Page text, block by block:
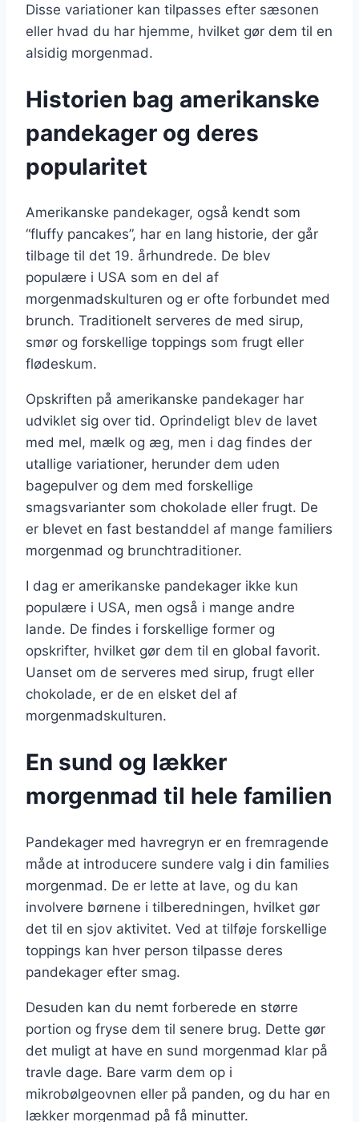
Disse variationer kan tilpasses efter sæsonen
eller hvad du har hjemme, hvilket gør dem til en
alsidig morgenmad.
Historien bag amerikanske
pandekager og deres
popularitet
Amerikanske pandekager, også kendt som
“fluffy pancakes”, har en lang historie, der går
tilbage til det 19. århundrede. De blev
populære i USA som en del af
morgenmadskulturen og er ofte forbundet med
brunch. Traditionelt serveres de med sirup,
smør og forskellige toppings som frugt eller
flødeskum.
Opskriften på amerikanske pandekager har
udviklet sig over tid. Oprindeligt blev de lavet
med mel, mælk og æg, men i dag findes der
utallige variationer, herunder dem uden
bagepulver og dem med forskellige
smagsvarianter som chokolade eller frugt. De
er blevet en fast bestanddel af mange familiers
morgenmad og brunchtraditioner.
I dag er amerikanske pandekager ikke kun
populære i USA, men også i mange andre
lande. De findes i forskellige former og
opskrifter, hvilket gør dem til en global favorit.
Uanset om de serveres med sirup, frugt eller
chokolade, er de en elsket del af
morgenmadskulturen.
En sund og lækker
morgenmad til hele familien
Pandekager med havregryn er en fremragende
måde at introducere sundere valg i din families
morgenmad. De er lette at lave, og du kan
involvere børnene i tilberedningen, hvilket gør
det til en sjov aktivitet. Ved at tilføje forskellige
toppings kan hver person tilpasse deres
pandekager efter smag.
Desuden kan du nemt forberede en større
portion og fryse dem til senere brug. Dette gør
det muligt at have en sund morgenmad klar på
travle dage. Bare varm dem op i
mikrobølgeovnen eller på panden, og du har en
lækker morgenmad på få minutter.